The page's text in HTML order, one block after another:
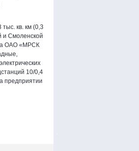
кв. км (0,3
и Смоленской
ОАО «МРСК
10/0,4
предприятии